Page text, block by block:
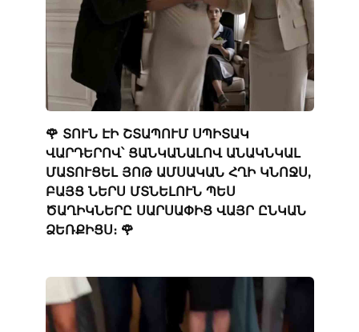
🌹 ՏՈՒՆ ԷԻ ՇՏԱՊՈՒՄ ՍՊԻՏԱԿ
ՎԱՐԴԵՐՈՎ՝ ՑԱՆԿԱՆԱԼՈՎ ԱՆԱԿՆԿԱԼ
ՄԱՏՈՒՑԵԼ ՅՈԹ ԱՄՍԱԿԱՆ ՀՂԻ ԿՆՈՋՍ,
ԲԱՅՑ ՆԵՐՍ ՄՏՆԵԼՈՒՆ ՊԵՍ
ԾԱՂԻԿՆԵՐԸ ՍԱՐՍԱՓԻՑ ՎԱՅՐ ԸՆԿԱՆ
ՁԵՌՔԻՑՍ։ 🌹